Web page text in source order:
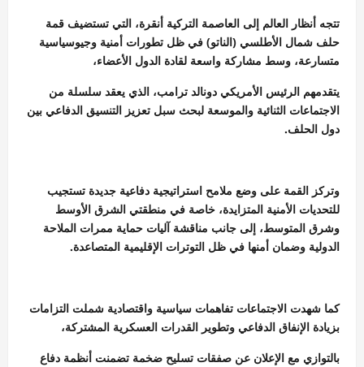
تتجه أنظار العالم إلى العاصمة التركية أنقرة، التي تستضيف قمة
حلف شمال الأطلسي (الناتو) في ظل تطورات أمنية وجيوسياسية
متسارعة، وسط مشاركة واسعة لقادة الدول الأعضاء،
يتقدمهم الرئيس الأمريكي دونالد ترامب، الذي يعقد سلسلة من
الاجتماعات الثنائية والموسعة لبحث سبل تعزيز التنسيق الدفاعي بين
دول الحلف.
وتركز القمة على وضع ملامح استراتيجية دفاعية جديدة تستجيب
للتحديات الأمنية المتزايدة، خاصة في منطقتي الشرق الأوسط
وشرق المتوسط، إلى جانب مناقشة آليات حماية ممرات الملاحة
الدولية وضمان أمنها في ظل التوترات الإقليمية المتصاعدة.
كما شهدت الاجتماعات تفاهمات سياسية واقتصادية شملت التزامات
بزيادة الإنفاق الدفاعي وتطوير القدرات العسكرية المشتركة،
بالتوازي مع الإعلان عن صفقات تسليح ضخمة تضمنت أنظمة دفاع